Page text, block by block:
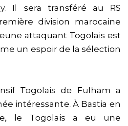
Il sera transféré au RS
division marocaine
attaquant Togolais est
un espoir de la sélection
Togolais de Fulham a
intéressante. À Bastia en
le Togolais a eu une